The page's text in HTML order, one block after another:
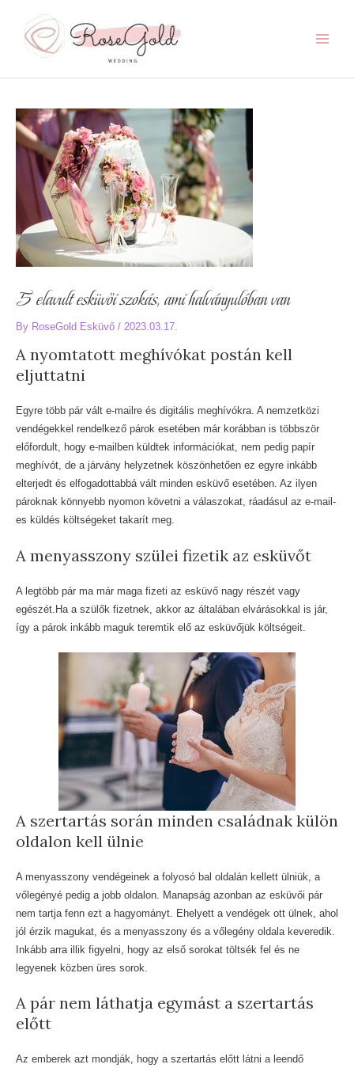
content
Menu
5 elavult esküvői szokás, ami halványulóban van
By RoseGold Esküvő / 2023.03.17.
A nyomtatott meghívókat postán kell
eljuttatni
Egyre több pár vált e-mailre és digitális meghívókra. A nemzetközi
vendégekkel rendelkező párok esetében már korábban is többször
előfordult, hogy e-mailben küldtek információkat, nem pedig papír
meghívót, de a járvány helyzetnek köszönhetően ez egyre inkább
elterjedt és elfogadottabbá vált minden esküvő esetében. Az ilyen
pároknak könnyebb nyomon követni a válaszokat, ráadásul az e-mail-
es küldés költségeket takarít meg.
A menyasszony szülei fizetik az esküvőt
A legtöbb pár ma már maga fizeti az esküvő nagy részét vagy
egészét.Ha a szülők fizetnek, akkor az általában elvárásokkal is jár,
így a párok inkább maguk teremtik elő az esküvőjük költségeit.
A szertartás során minden családnak külön
oldalon kell ülnie
A menyasszony vendégeinek a folyosó bal oldalán kellett ülniük, a
vőlegényé pedig a jobb oldalon. Manapság azonban az esküvői pár
nem tartja fenn ezt a hagyományt. Ehelyett a vendégek ott ülnek, ahol
jól érzik magukat, és a menyasszony és a vőlegény oldala keveredik.
Inkább arra illik figyelni, hogy az első sorokat töltsék fel és ne
legyenek közben üres sorok.
A pár nem láthatja egymást a szertartás
előtt
Az emberek azt mondják, hogy a szertartás előtt látni a leendő